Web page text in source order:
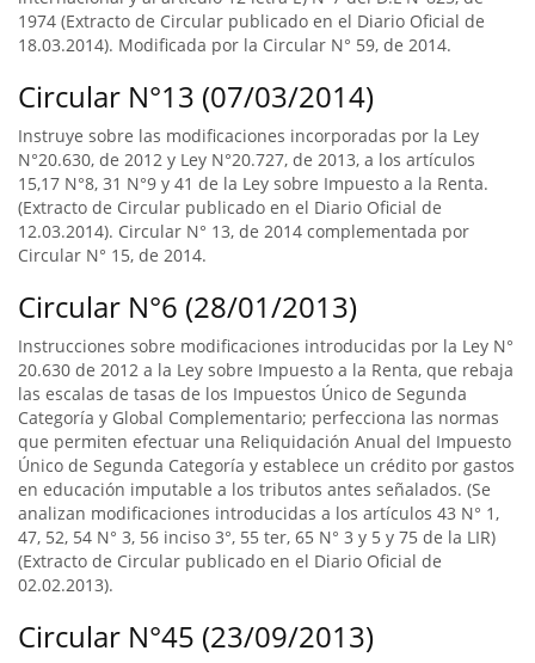
1974 (Extracto de Circular publicado en el Diario Oficial de
18.03.2014). Modificada por la Circular N° 59, de 2014.
Circular N°13 (07/03/2014)
Instruye sobre las modificaciones incorporadas por la Ley
N°20.630, de 2012 y Ley N°20.727, de 2013, a los artículos
15,17 N°8, 31 N°9 y 41 de la Ley sobre Impuesto a la Renta.
(Extracto de Circular publicado en el Diario Oficial de
12.03.2014). Circular N° 13, de 2014 complementada por
Circular N° 15, de 2014.
Circular N°6 (28/01/2013)
Instrucciones sobre modificaciones introducidas por la Ley N°
20.630 de 2012 a la Ley sobre Impuesto a la Renta, que rebaja
las escalas de tasas de los Impuestos Único de Segunda
Categoría y Global Complementario; perfecciona las normas
que permiten efectuar una Reliquidación Anual del Impuesto
Único de Segunda Categoría y establece un crédito por gastos
en educación imputable a los tributos antes señalados. (Se
analizan modificaciones introducidas a los artículos 43 N° 1,
47, 52, 54 N° 3, 56 inciso 3°, 55 ter, 65 N° 3 y 5 y 75 de la LIR)
(Extracto de Circular publicado en el Diario Oficial de
02.02.2013).
Circular N°45 (23/09/2013)